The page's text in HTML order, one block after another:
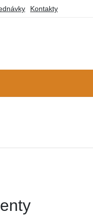
Kontakty